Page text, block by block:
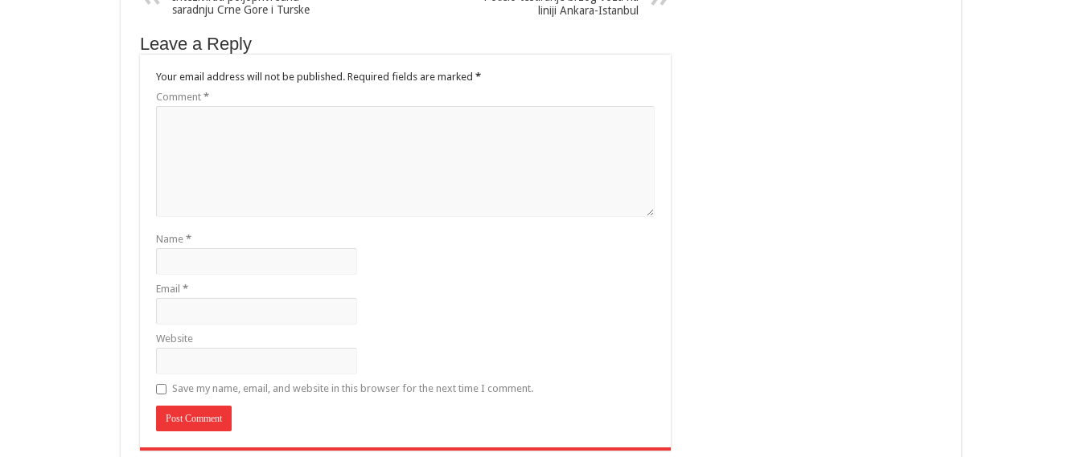
saradnju Crne Gore i Turske
liniji Ankara-Istanbul
Leave a Reply
Your email address will not be published. Required fields are marked *
Comment *
Name *
Email *
Website
Save my name, email, and website in this browser for the next time I comment.